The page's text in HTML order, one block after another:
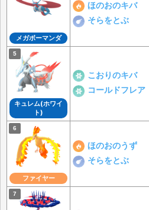
メガボーマンダ
ほのおのキバ
そらをとぶ
キュレム(ホワイ
ト)
こおりのキバ
コールドフレア
ファイヤー
ほのおのうず
そらをとぶ